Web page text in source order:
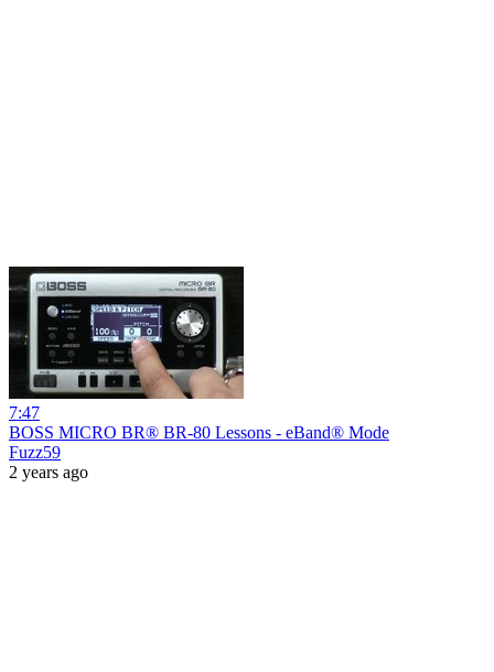
7:47
BOSS MICRO BR® BR-80 Lessons - eBand® Mode
Fuzz59
2 years ago